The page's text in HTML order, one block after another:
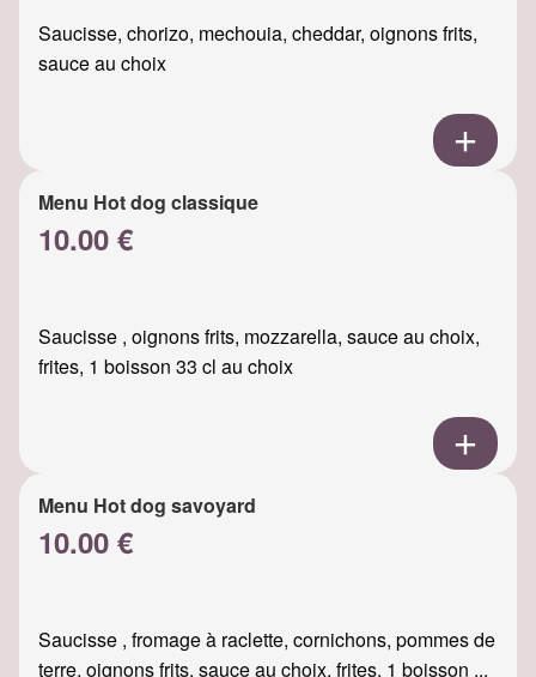
Saucisse, chorizo, mechouia, cheddar, oignons frits,
sauce au choix
Menu Hot dog classique
10.00 €
Saucisse , oignons frits, mozzarella, sauce au choix,
frites, 1 boisson 33 cl au choix
Menu Hot dog savoyard
10.00 €
Saucisse , fromage à raclette, cornichons, pommes de
terre, oignons frits, sauce au choix, frites, 1 boisson ...